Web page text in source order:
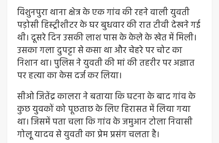
विशुनपुरा थाना क्षेत्र के एक गांव की रहने वाली युवती
पड़ोसी हिस्ट्रीशीटर के घर बुधवार की रात टीवी देखने गई
थी। दूसरे दिन उसकी लाश पास के केले के खेत में मिली।
उसका गला दुपट्टा से कसा था और चेहरे पर चोट का
निशान था। पुलिस ने युवती की मां की तहरीर पर अज्ञात
पर हत्या का केस दर्ज कर लिया।
सीओ जितेंद्र कालरा ने बताया कि घटना के बाद गांव के
कुछ युवकों को पूछताछ के लिए हिरासत में लिया गया
था। जिसमें पता चला कि गांव के जमुआन टोला निवासी
गोलृू यादव से युवती का प्रेम प्रसंग चलता है।